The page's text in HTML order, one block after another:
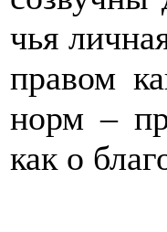
чья
правом
норм –
как о